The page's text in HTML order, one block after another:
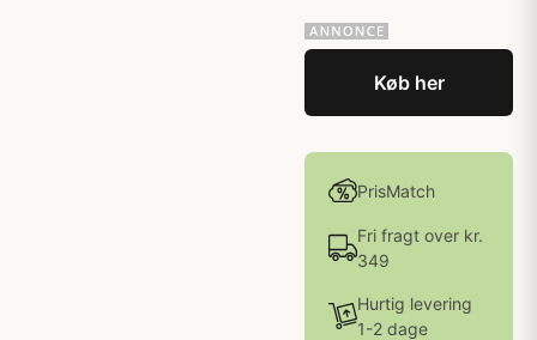
Køb her
PrisMatch
Fri fragt over kr.
349
Hurtig levering
1-2 dage